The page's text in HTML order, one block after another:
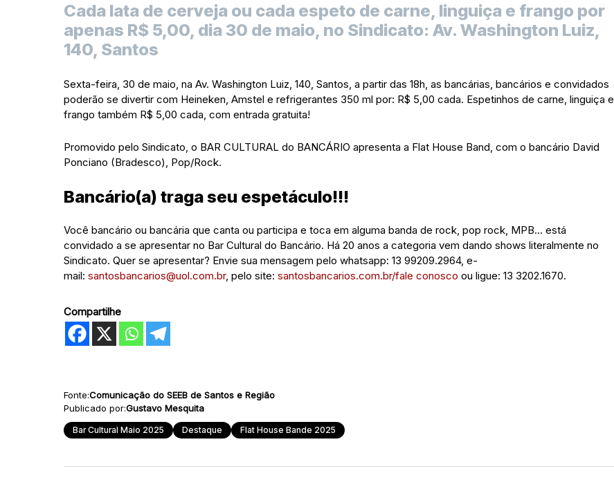
Cada lata de cerveja ou cada espeto de carne, linguiça e frango por
apenas R$ 5,00, dia 30 de maio, no Sindicato: Av. Washington Luiz,
140, Santos
Sexta-feira, 30 de maio, na Av. Washington Luiz, 140, Santos, a partir das 18h, as bancárias, bancários e convidados
poderão se divertir com Heineken, Amstel e refrigerantes 350 ml por: R$ 5,00 cada. Espetinhos de carne, linguiça e
frango também R$ 5,00 cada, com entrada gratuita!
Promovido pelo Sindicato, o BAR CULTURAL do BANCÁRIO apresenta a Flat House Band, com o bancário David
Ponciano (Bradesco), Pop/Rock.
Bancário(a) traga seu espetáculo!!!
Você bancário ou bancária que canta ou participa e toca em alguma banda de rock, pop rock, MPB… está
convidado a se apresentar no Bar Cultural do Bancário. Há 20 anos a categoria vem dando shows literalmente no
Sindicato. Quer se apresentar? Envie sua mensagem pelo whatsapp: 13 99209.2964, e-
mail: santosbancarios@uol.com.br, pelo site: santosbancarios.com.br/fale conosco ou ligue: 13 3202.1670.
Compartilhe
Fonte:Comunicação do SEEB de Santos e Região
Publicado por:Gustavo Mesquita
Bar Cultural Maio 2025 Destaque Flat House Bande 2025